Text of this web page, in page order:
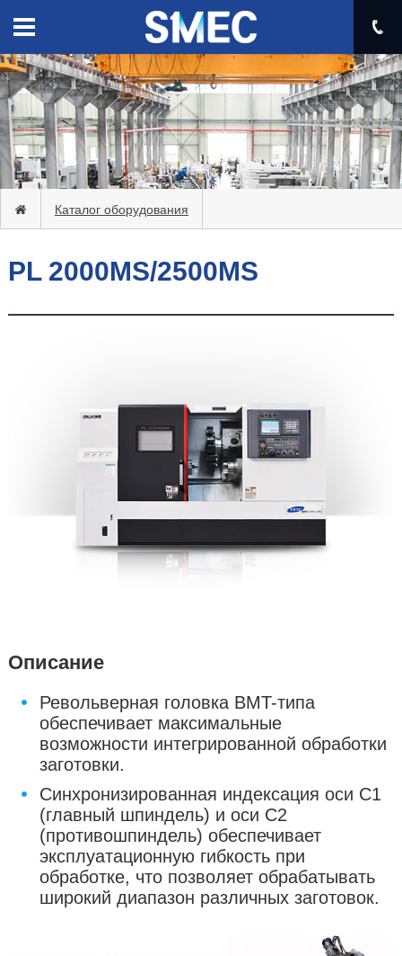
Каталог оборудования
PL 2000MS/2500MS
Описание
Револьверная головка BMT-типа
обеспечивает максимальные
возможности интегрированной обработки
заготовки.
Синхронизированная индексация оси С1
(главный шпиндель) и оси С2
(противошпиндель) обеспечивает
эксплуатационную гибкость при
обработке, что позволяет обрабатывать
широкий диапазон различных заготовок.